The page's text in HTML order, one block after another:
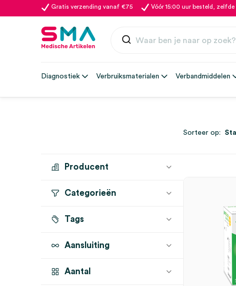
Gratis verzending vanaf €75 Vóór 15:00 uur besteld,
Diagnostiek Verbruiksmaterialen Verbandmiddelen
Producent
LIFESCAN (2)
Categorieën
Bloedglucosetesten
Tags
Aansluiting
Aantal
Sorteer op: